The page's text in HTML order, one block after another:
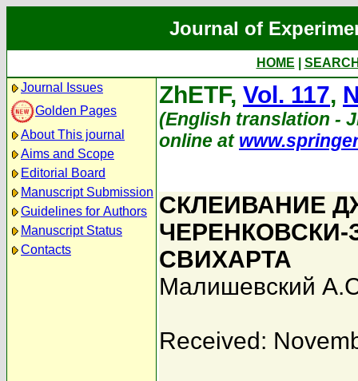
Journal of
HOME
Journal Issues
Golden Pages
About This journal
Aims and Scope
Editorial Board
Manuscript Submission
Guidelines for Authors
Manuscript Status
Contacts
ZhETF, Vol. 117,
(English translation -
online at
СКЛЕИВАНИЕ
СВИХАРТА
Малишевский
Received: